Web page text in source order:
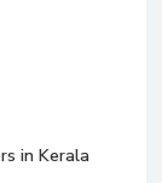
in Kerala